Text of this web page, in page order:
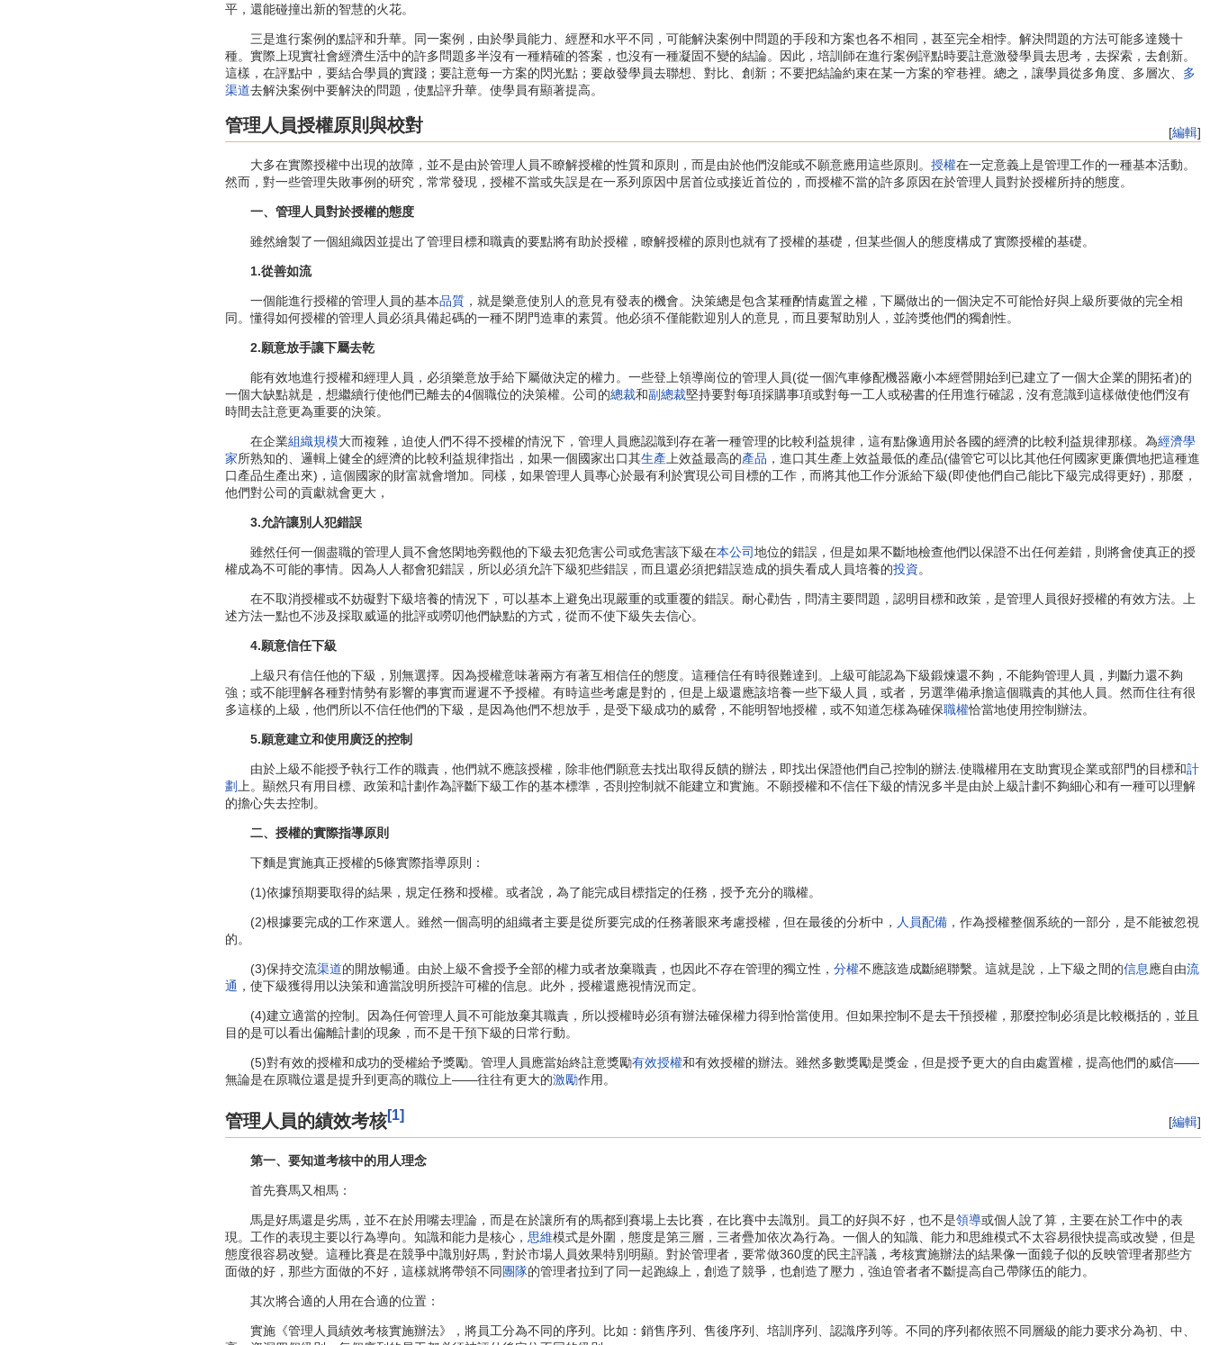
平，還能碰撞出新的智慧的火花。
三是進行案例的點評和升華。同一案例，由於學員能力、經歷和水平不同，可能解決案例中問題的手段和方案也各不相同，甚至完全相悖。解決問題的方法可能多達幾十
種。實際上現實社會經濟生活中的許多問題多半沒有一種精確的答案，也沒有一種凝固不變的結論。因此，培訓師在進行案例評點時要註意激發學員去思考，去探索，去創新。
這樣，在評點中，要結合學員的實踐；要註意每一方案的閃光點；要啟發學員去聯想、對比、創新；不要把結論約束在某一方案的窄巷裡。總之，讓學員從多角度、多層次、 多
渠道去解決案例中要解決的問題，使點評升華。使學員有顯著提高。
[編輯]
管理人員授權原則與校對
大多在實際授權中出現的故障，並不是由於管理人員不瞭解授權的性質和原則，而是由於他們沒能或不願意應用這些原則。 授權在一定意義上是管理工作的一種基本活動。
然而，對一些管理失敗事例的研究，常常發現，授權不當或失誤是在一系列原因中居首位或接近首位的，而授權不當的許多原因在於管理人員對於授權所持的態度。
一、管理人員對於授權的態度
雖然繪製了一個組織因並提出了管理目標和職責的要點將有助於授權，瞭解授權的原則也就有了授權的基礎，但某些個人的態度構成了實際授權的基礎。
1.從善如流
一個能進行授權的管理人員的基本品質 ，就是樂意使別人的意見有發表的機會。決策總是包含某種酌情處置之權，下屬做出的一個決定不可能恰好與上級所要做的完全相
同。懂得如何授權的管理人員必須具備起碼的一種不閉門造車的素質。他必須不僅能歡迎別人的意見，而且要幫助別人，並誇獎他們的獨創性。
2.願意放手讓下屬去乾
能有效地進行授權和經理人員，必須樂意放手給下屬做決定的權力。一些登上領導崗位的管理人員(從一個汽車修配機器廠小本經營開始到已建立了一個大企業的開拓者)的
一個大缺點就是，想繼續行使他們已離去的4個職位的決策權。公司的總裁和副總裁堅持要對每項採購事項或對每一工人或秘書的任用進行確認，沒有意識到這樣做使他們沒有
時間去註意更為重要的決策。
在企業組織規模大而複雜，迫使人們不得不授權的情況下，管理人員應認識到存在著一種管理的比較利益規律，這有點像適用於各國的經濟的比較利益規律那樣。為經濟學
家所熟知的、邏輯上健全的經濟的比較利益規律指出，如果一個國家出口其生產 上效益最高的產品 ，進口其生產上效益最低的產品(儘管它可以比其他任何國家更廉價地把這種進
口產品生產出來)，這個國家的財富就會增加。同樣，如果管理人員專心於最有利於實現公司目標的工作，而將其他工作分派給下級(即使他們自己能比下級完成得更好)，那麼，
他們對公司的貢獻就會更大，
3.允許讓別人犯錯誤
雖然任何一個盡職的管理人員不會悠閑地旁觀他的下級去犯危害公司或危害該下級在本公司地位的錯誤，但是如果不斷地檢查他們以保證不出任何差錯，則將會使真正的授
權成為不可能的事情。因為人人都會犯錯誤，所以必須允許下級犯些錯誤，而且還必須把錯誤造成的損失看成人員培養的投資。
在不取消授權或不妨礙對下級培養的情況下，可以基本上避免出現嚴重的或重覆的錯誤。耐心勸告，問清主要問題，認明目標和政策，是管理人員很好授權的有效方法。上
述方法一點也不涉及採取威逼的批評或嘮叨他們缺點的方式，從而不使下級失去信心。
4.願意信任下級
上級只有信任他的下級，別無選擇。因為授權意味著兩方有著互相信任的態度。這種信任有時很難達到。上級可能認為下級鍛煉還不夠，不能夠管理人員，判斷力還不夠
強；或不能理解各種對情勢有影響的事實而遲遲不予授權。有時這些考慮是對的，但是上級還應該培養一些下級人員，或者，另選準備承擔這個職責的其他人員。然而住往有很
多這樣的上級，他們所以不信任他們的下級，是因為他們不想放手，是受下級成功的威脅，不能明智地授權，或不知道怎樣為確保職權恰當地使用控制辦法。
5.願意建立和使用廣泛的控制
由於上級不能授予執行工作的職責，他們就不應該授權，除非他們願意去找出取得反饋的辦法，即找出保證他們自己控制的辦法.使職權用在支助實現企業或部門的目標和計
劃
上。顯然只有用目標、政策和計劃作為評斷下級工作的基本標準，否則控制就不能建立和實施。不願授權和不信任下級的情況多半是由於上級計劃不夠細心和有一種可以理解
的擔心失去控制。
二、授權的實際指導原則
下麵是實施真正授權的5條實際指導原則：
(1)依據預期要取得的結果，規定任務和授權。或者說，為了能完成目標指定的任務，授予充分的職權。
(2)根據要完成的工作來選人。雖然一個高明的組織者主要是從所要完成的任務著眼來考慮授權，但在最後的分析中， 人員配備 ，作為授權整個系統的一部分，是不能被忽視
的。
(3)保持交流渠道的開放暢通。由於上級不會授予全部的權力或者放棄職責，也因此不存在管理的獨立性， 分權不應該造成斷絕聯繫。這就是說，上下級之間的信息 應自由流
通 ，使下級獲得用以決策和適當說明所授許可權的信息。此外，授權還應視情況而定。
(4)建立適當的控制。因為任何管理人員不可能放棄其職責，所以授權時必須有辦法確保權力得到恰當使用。但如果控制不是去干預授權，那麼控制必須是比較概括的，並且
目的是可以看出偏離計劃的現象，而不是干預下級的日常行動。
(5)對有效的授權和成功的受權給予獎勵。管理人員應當始終註意獎勵有效授權和有效授權的辦法。雖然多數獎勵是獎金，但是授予更大的自由處置權，提高他們的威信——
無論是在原職位還是提升到更高的職位上——往往有更大的激勵作用。
[編輯]
管理人員的績效考核[1]
第一、要知道考核中的用人理念
首先賽馬又相馬：
馬是好馬還是劣馬，並不在於用嘴去理論，而是在於讓所有的馬都到賽場上去比賽，在比賽中去識別。員工的好與不好，也不是領導或個人說了算，主要在於工作中的表
現。工作的表現主要以行為導向。知識和能力是核心， 思維模式是外圍，態度是第三層，三者疊加依次為行為。一個人的知識、能力和思維模式不太容易很快提高或改變，但是
態度很容易改變。這種比賽是在競爭中識別好馬，對於市場人員效果特別明顯。對於管理者，要常做360度的民主評議，考核實施辦法的結果像一面鏡子似的反映管理者那些方
面做的好，那些方面做的不好，這樣就將帶領不同團隊的管理者拉到了同一起跑線上，創造了競爭，也創造了壓力，強迫管者者不斷提高自己帶隊伍的能力。
其次將合適的人用在合適的位置：
實施《管理人員績效考核實施辦法》，將員工分為不同的序列。比如：銷售序列、售後序列、培訓序列、認識序列等。不同的序列都依照不同層級的能力要求分為初、中、